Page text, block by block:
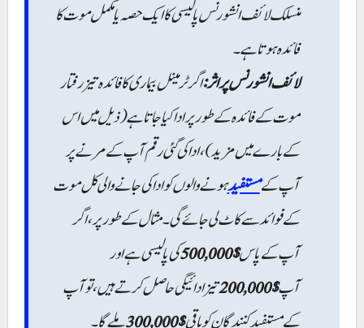
منسلک لائف انشورنس پالیسی کا ایک حصہ یا مکمل موت کا
فائدہ ہوتا ہے۔
لائف انشورنس پر اثر:اگر ٹرمینل بیماری کا فائدہ تیز رفتار
موت کے فائدہ کے طور پر ادا کیا جاتا ہے (ذیل میں اس
کے بارے میں مزید)، ادا کی گئی رقم آپ کے مرنے پر
آپ کےمستفیدہونے والوں کو ادا کی جانے والی کل موت
کے فوائد سے کاٹ لی جائے گی۔ مثال کے طور پر، اگر
آپ کے پاس$500,000
کی پالیسی ہے اور
آپ$200,000
تیز ادائیگی حاصل کرتے ہیں، تو آپ
کے مستفید کنندگان کو باقی$300,000 ملے گا۔